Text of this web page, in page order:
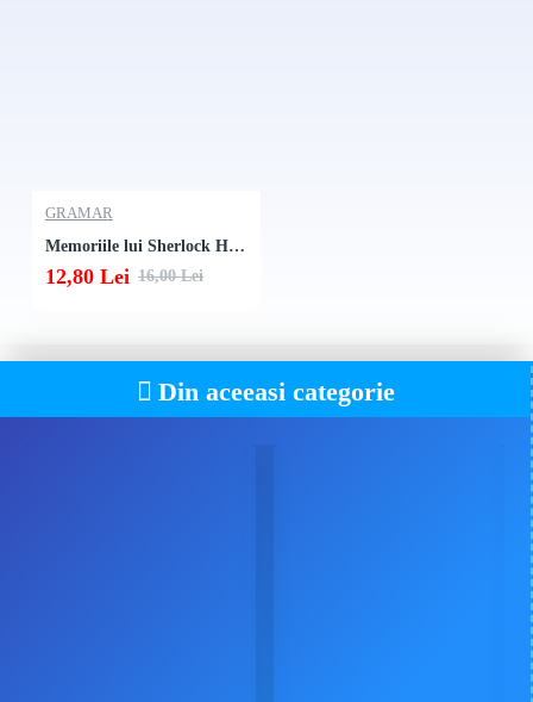
GRAMAR
Memoriile lui Sherlock Holmes #1
12,80 Lei 16,00 Lei
Din aceeasi categorie